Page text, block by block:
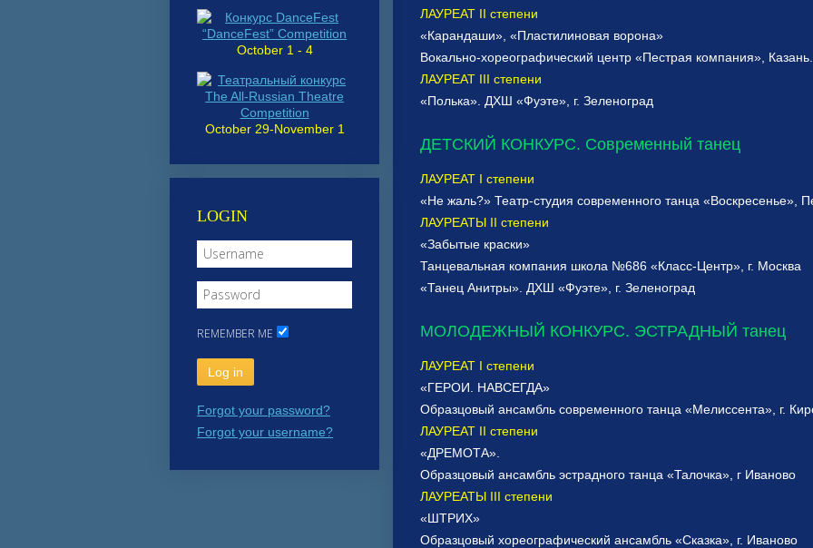
ЛАУРЕАТ II степени
«Карандаши», «Пластилиновая ворона»
Вокально-хореографический центр «Пестрая компания», Казань.
ЛАУРЕАТ III степени
«Полька». ДХШ «Фуэте», г. Зеленоград
ДЕТСКИЙ КОНКУРС. Современный танец
ЛАУРЕАТ I степени
«Не жаль?» Театр-студия современного танца «Воскресенье»,
ЛАУРЕАТЫ II степени
«Забытые краски»
Танцевальная компания школа №686 «Класс-Центр», г. Москва
«Танец Анитры». ДХШ «Фуэте», г. Зеленоград
МОЛОДЕЖНЫЙ КОНКУРС. ЭСТРАДНЫЙ танец
ЛАУРЕАТ I степени
«ГЕРОИ. НАВСЕГДА»
Образцовый ансамбль современного танца «Мелиссента», г.
ЛАУРЕАТ II степени
«ДРЕМОТА».
Образцовый ансамбль эстрадного танца «Талочка», г Иваново
ЛАУРЕАТЫ III степени
«ШТРИХ»
Образцовый хореографический ансамбль «Сказка», г. Иваново
“DanceFest” Competition
October 1 - 4
The All-Russian Theatre
Competition
October 29-November 1
LOGIN
REMEMBER ME
Log in
Forgot your password?
Forgot your username?